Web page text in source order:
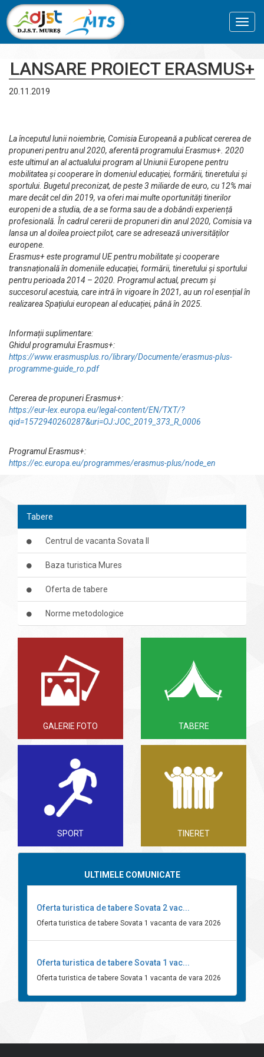
LANSARE PROIECT ERASMUS+
20.11.2019
La începutul lunii noiembrie, Comisia Europeană a publicat cererea de
propuneri pentru anul 2020, aferentă programului Erasmus+. 2020
este ultimul an al actualului program al Uniunii Europene pentru
mobilitatea și cooperare în domeniul educației, formării, tineretului și
sportului. Bugetul preconizat, de peste 3 miliarde de euro, cu 12% mai
mare decât cel din 2019, va oferi mai multe oportunități tinerilor
europeni de a studia, de a se forma sau de a dobândi experiență
profesională. În cadrul cererii de propuneri din anul 2020, Comisia va
lansa un al doilea proiect pilot, care se adresează universităților
europene.
Erasmus+ este programul UE pentru mobilitate și cooperare
transnațională în domeniile educației, formării, tineretului și sportului
pentru perioada 2014 – 2020. Programul actual, precum și
succesorul acestuia, care intră în vigoare în 2021, au un rol esențial în
realizarea Spațiului european al educației, până în 2025.
Informații suplimentare:
Ghidul programului Erasmus+:
https://www.erasmusplus.ro/library/Documente/erasmus-plus-
programme-guide_ro.pdf
Cererea de propuneri Erasmus+:
https://eur-lex.europa.eu/legal-content/EN/TXT/?
qid=1572940260287&uri=OJ:JOC_2019_373_R_0006
Programul Erasmus+:
https://ec.europa.eu/programmes/erasmus-plus/node_en
Tabere
Centrul de vacanta Sovata II
Baza turistica Mures
Oferta de tabere
Norme metodologice
GALERIE FOTO TABERE
SPORT TINERET
ULTIMELE COMUNICATE
Oferta turistica de tabere Sovata 2 vac...
Oferta turistica de tabere Sovata 1 vacanta de vara 2026
Oferta turistica de tabere Sovata 1 vac...
Oferta turistica de tabere Sovata 1 vacanta de vara 2026